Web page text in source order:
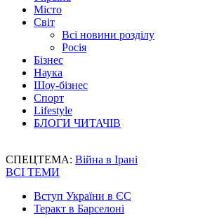
Місто
Світ
Всі новини розділу
Росія
Бізнес
Наука
Шоу-бізнес
Спорт
Lifestyle
БЛОГИ ЧИТАЧІВ
СПЕЦТЕМА: Війна в Ірані
ВСІ ТЕМИ
Вступ України в ЄС
Теракт в Барселоні